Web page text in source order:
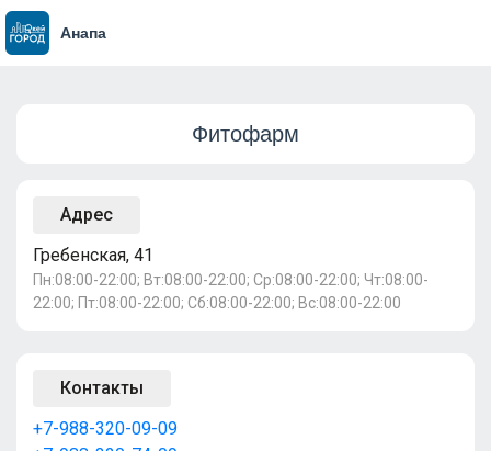
Анапа
Фитофарм
Адрес
Гребенская, 41
Пн:08:00-22:00; Вт:08:00-22:00; Ср:08:00-22:00; Чт:08:00-
22:00; Пт:08:00-22:00; Сб:08:00-22:00; Вс:08:00-22:00
Контакты
+7-988-320-09-09